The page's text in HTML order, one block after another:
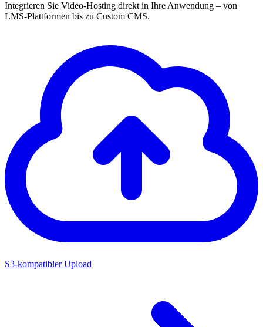
Integrieren Sie Video-Hosting direkt in Ihre Anwendung – von
LMS-Plattformen bis zu Custom CMS.
S3-kompatibler Upload